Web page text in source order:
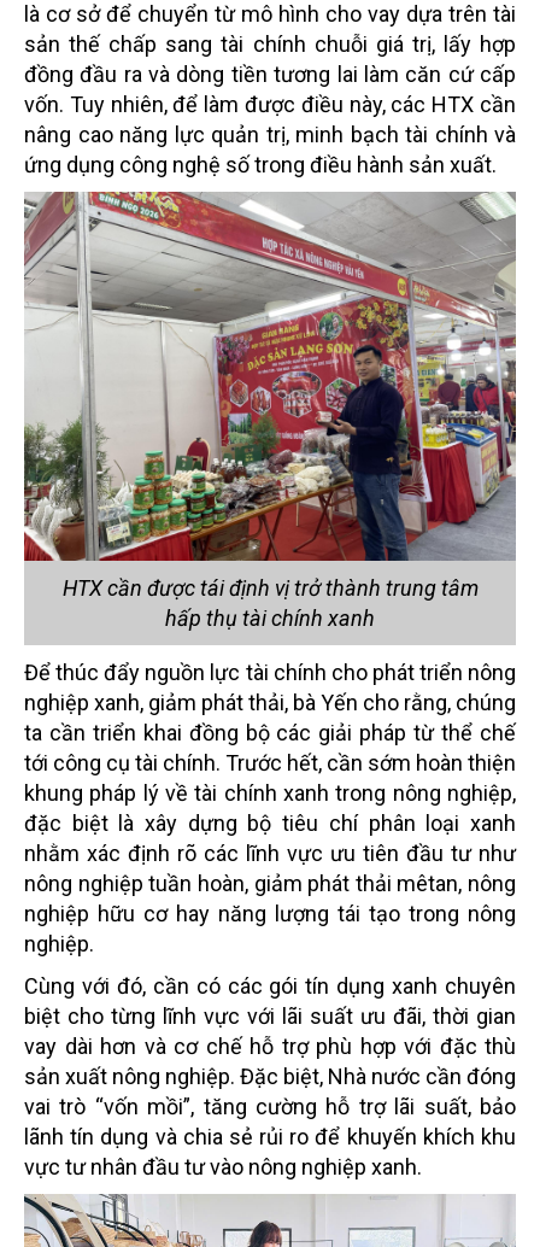
là cơ sở để chuyển từ mô hình cho vay dựa trên tài
sản thế chấp sang tài chính chuỗi giá trị, lấy hợp
đồng đầu ra và dòng tiền tương lai làm căn cứ cấp
vốn. Tuy nhiên, để làm được điều này, các HTX cần
nâng cao năng lực quản trị, minh bạch tài chính và
ứng dụng công nghệ số trong điều hành sản xuất.
HTX cần được tái định vị trở thành trung tâm
hấp thụ tài chính xanh
Để thúc đẩy nguồn lực tài chính cho phát triển nông
nghiệp xanh, giảm phát thải, bà Yến cho rằng, chúng
ta cần triển khai đồng bộ các giải pháp từ thể chế
tới công cụ tài chính. Trước hết, cần sớm hoàn thiện
khung pháp lý về tài chính xanh trong nông nghiệp,
đặc biệt là xây dựng bộ tiêu chí phân loại xanh
nhằm xác định rõ các lĩnh vực ưu tiên đầu tư như
nông nghiệp tuần hoàn, giảm phát thải mêtan, nông
nghiệp hữu cơ hay năng lượng tái tạo trong nông
nghiệp.
Cùng với đó, cần có các gói tín dụng xanh chuyên
biệt cho từng lĩnh vực với lãi suất ưu đãi, thời gian
vay dài hơn và cơ chế hỗ trợ phù hợp với đặc thù
sản xuất nông nghiệp. Đặc biệt, Nhà nước cần đóng
vai trò “vốn mồi”, tăng cường hỗ trợ lãi suất, bảo
lãnh tín dụng và chia sẻ rủi ro để khuyến khích khu
vực tư nhân đầu tư vào nông nghiệp xanh.